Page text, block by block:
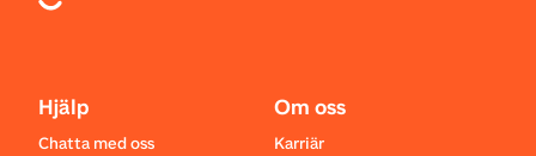
Hjälp
Chatta med oss
Om oss
Karriär